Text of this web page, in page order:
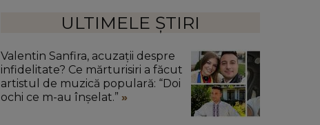
ULTIMELE ȘTIRI
Valentin Sanfira, acuzații despre
infidelitate? Ce mărturisiri a făcut
artistul de muzică populară: “Doi
ochi ce m-au înșelat.”